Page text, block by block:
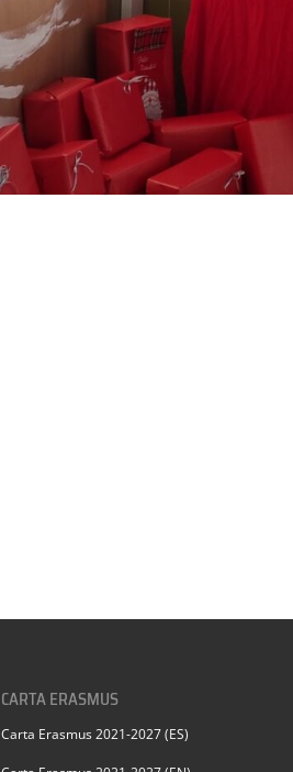
CARTA ERASMUS
Carta Erasmus 2021-2027 (ES)